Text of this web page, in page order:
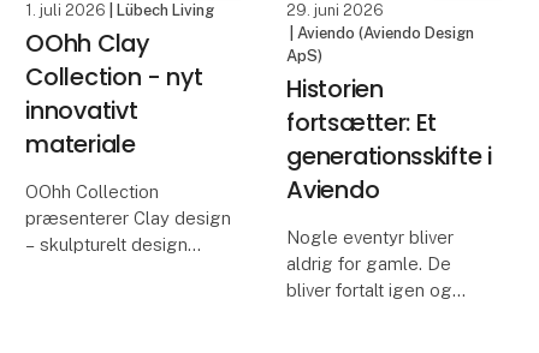
og er k
1. juli 2026 | Lübech Living
OOhh Clay
Collection - nyt
innovativt
materiale
OOhh Collection
præsenterer Clay design
– skulpturelt design
29. juni 2026
| Aviendo (Aviendo Design
ApS)
Historien
fortsætter: Et
generationsskifte i
Aviendo
Nogle eventyr bliver
aldrig for gamle. De
bliver fortalt igen og